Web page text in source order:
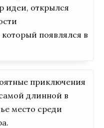
идеи, открылся
появлялся в
приключения
длинной в
место среди